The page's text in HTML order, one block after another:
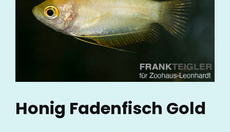
Honig Fadenfisch Gold